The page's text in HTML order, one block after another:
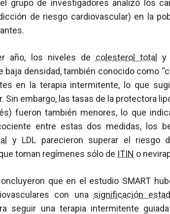
grupo de investigadores analizó los
de riesgo cardiovascular) en la
año, los niveles de colesterol total y
baja densidad, también conocido como
en la terapia intermitente, lo que
Sin embargo, las tasas de la protectora
fueron también menores, lo que
entre estas dos medidas, los
y LDL parecieron superar el riesgo
toman regímenes sólo de ITIN o
que en el estudio SMART
con una significación
seguir una terapia intermitente